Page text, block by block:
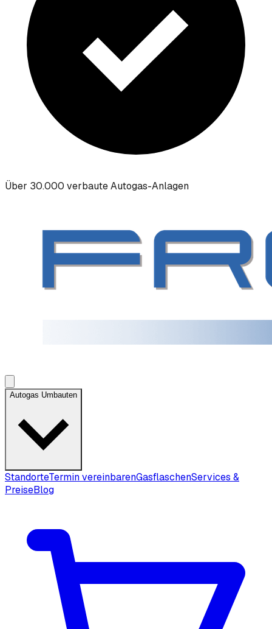
Über 30.000 verbaute Autogas-Anlagen
Autogas Umbauten
StandorteTermin vereinbarenGasflaschenServices &
PreiseBlog